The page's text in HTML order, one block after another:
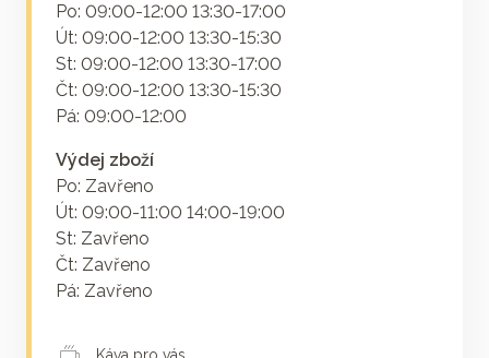
Po: 09:00-12:00 13:30-17:00
Út: 09:00-12:00 13:30-15:30
St: 09:00-12:00 13:30-17:00
Čt: 09:00-12:00 13:30-15:30
Pá: 09:00-12:00
Výdej zboží
Po: Zavřeno
Út: 09:00-11:00 14:00-19:00
St: Zavřeno
Čt: Zavřeno
Pá: Zavřeno